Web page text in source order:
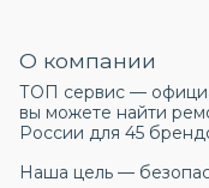
О компании
ТОП сервис —
вы можете найти
России для 45
Наша цель —